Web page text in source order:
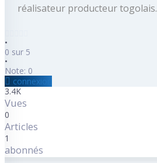
réalisateur producteur togolais.
•
0 sur 5
•
Note: 0
connexion
3.4K
Vues
0
Articles
1
abonnés